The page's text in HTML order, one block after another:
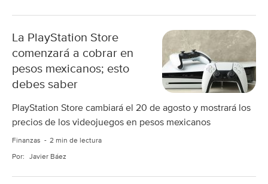
La PlayStation Store
comenzará a cobrar en
pesos mexicanos; esto
debes saber
PlayStation Store cambiará el 20 de agosto y mostrará los
precios de los videojuegos en pesos mexicanos
Finanzas 2 min de lectura
Por: Javier Báez